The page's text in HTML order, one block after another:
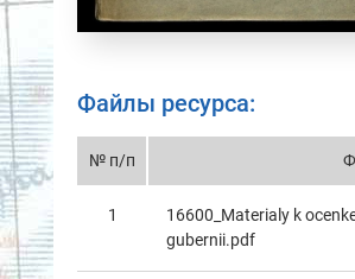
Файлы ресурса:
№ п/п
1
16600_Materialy k
gubernii.pdf